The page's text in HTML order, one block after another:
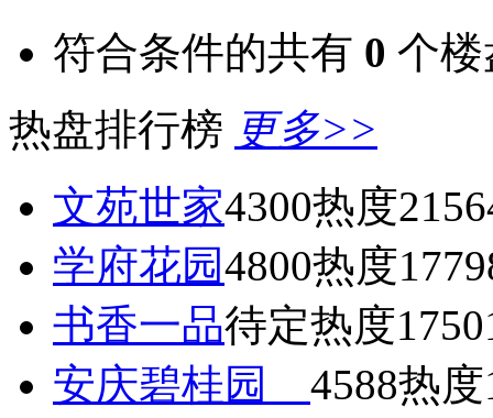
符合条件的共有 0 个楼
热盘排行榜 更多>>
文苑世家4300热度
学府花园4800热度
书香一品待定热度
安庆碧桂园 4588热度